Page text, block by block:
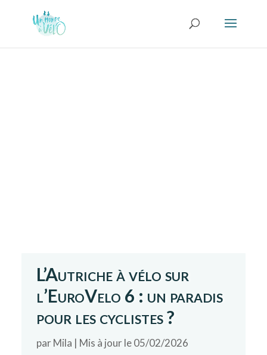
L’Autriche à vélo sur
l’EuroVelo 6 : un paradis
pour les cyclistes ?
parMila | Mis à jour le 05/02/2026